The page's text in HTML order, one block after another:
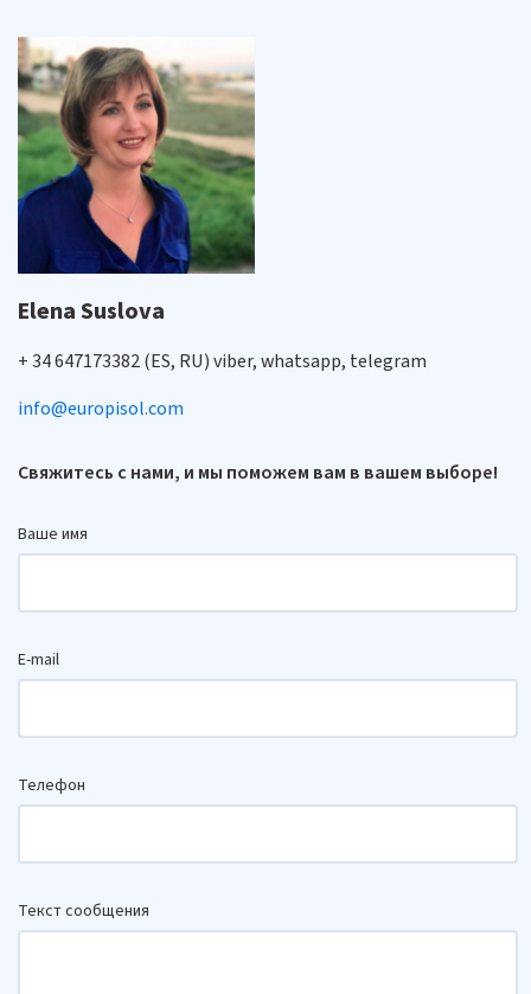
Elena Suslova
+ 34 647173382 (ES, RU) viber, whatsapp, telegram
info@europisol.com
Свяжитесь с нами, и мы поможем вам в вашем выборе!
Ваше имя
E-mail
Телефон
Текст сообщения